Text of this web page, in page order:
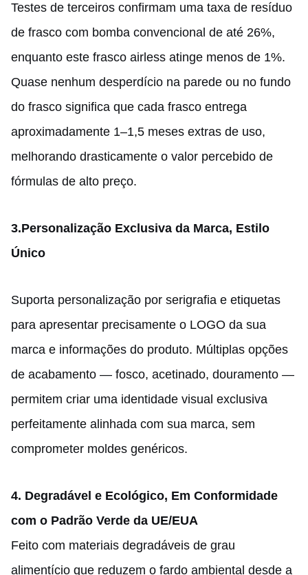
Testes de terceiros confirmam uma taxa de resíduo
de frasco com bomba convencional de até 26%,
enquanto este frasco airless atinge menos de 1%.
Quase nenhum desperdício na parede ou no fundo
do frasco significa que cada frasco entrega
aproximadamente 1–1,5 meses extras de uso,
melhorando drasticamente o valor percebido de
fórmulas de alto preço.
3.Personalização Exclusiva da Marca, Estilo
Único
Suporta personalização por serigrafia e etiquetas
para apresentar precisamente o LOGO da sua
marca e informações do produto. Múltiplas opções
de acabamento — fosco, acetinado, douramento —
permitem criar uma identidade visual exclusiva
perfeitamente alinhada com sua marca, sem
comprometer moldes genéricos.
4. Degradável e Ecológico, Em Conformidade
com o Padrão Verde da UE/EUA
Feito com materiais degradáveis de grau
alimentício que reduzem o fardo ambiental desde a